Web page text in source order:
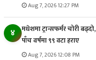
Aug 7, 2026 12:27 PM
४
मधेशमा ट्रान्सफर्मर चोरी बढ्दो,
पाँच वर्षमा ९९ वटा हराए
Aug 7, 2026 12:08 PM